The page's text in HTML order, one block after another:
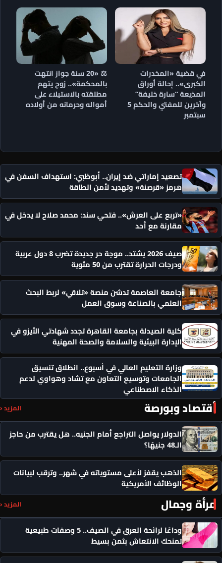
في قضية «المخدرات
الكبرى».. إحالة أوراق
المذيعة “سارة خليفة”
وآخرين للمفتي والحكم 5
سبتمبر
⚖️ «20 سنة جواز انتهت
بالمحكمة».. زوج يتهم
مطلقته بالاستيلاء على
أمواله وحرمانه من أولاده
تصعيد إماراتي ضد إيران.. أبوظبي: استهداف السفن في
هرمز «قرصنة» وتهديد لأمن الطاقة
«تربع على العرش».. فتحي سند: محمد صلاح لا يدخل في
مقارنة مع أحد
صيف 2026 يشتد.. موجة حر جديدة تضرب 8 دول عربية
ودرجات الحرارة تقترب من 50 مئوية
جامعة العاصمة تدشن منصة «تلاقي» لربط البحث
العلمي بالصناعة وسوق العمل
كلية الصيدلة بجامعة القاهرة تجدد شهادتي الأيزو في
الإدارة البيئية والسلامة والصحة المهنية
وزارة التعليم العالي في أسبوع.. انطلاق تنسيق
الجامعات وتوسيع التعاون مع تشاد وهواوي لدعم
الذكاء الاصطناعي
أقتصاد وبورصة المزيد ‹
الدولار يواصل التراجع أمام الجنيه.. هل يقترب من حاجز
الـ48 جنيهًا؟
الذهب يقفز لأعلى مستوياته في شهر.. وترقب لبيانات
الوظائف الأمريكية
مرأة وجمال المزيد ‹
وداعًا لرائحة العرق في الصيف.. 5 وصفات طبيعية
تمنحك الانتعاش بثمن بسيط